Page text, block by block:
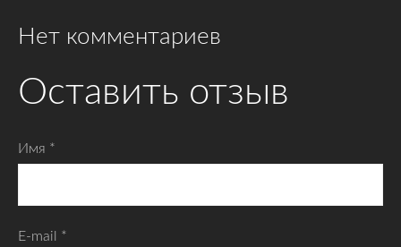
Нет комментариев
Оставить отзыв
Имя *
E-mail *